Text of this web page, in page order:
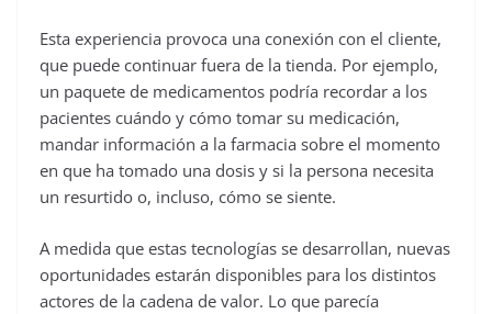
Esta experiencia provoca una conexión con el cliente,
que puede continuar fuera de la tienda. Por ejemplo,
un paquete de medicamentos podría recordar a los
pacientes cuándo y cómo tomar su medicación,
mandar información a la farmacia sobre el momento
en que ha tomado una dosis y si la persona necesita
un resurtido o, incluso, cómo se siente.
A medida que estas tecnologías se desarrollan, nuevas
oportunidades estarán disponibles para los distintos
actores de la cadena de valor. Lo que parecía